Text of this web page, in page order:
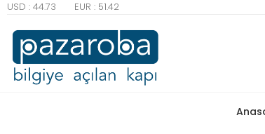
USD : 44.73 EUR : 51.42